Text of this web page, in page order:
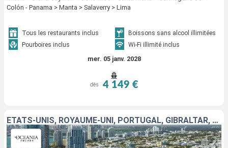
Colón - Panama > Manta > Salaverry > Lima
Tous les restaurants inclus
Boissons sans alcool illimitées
Pourboires inclus
Wi-Fi illimité inclus
mer. 05 janv. 2028
dès 4 149 €
ÉTATS-UNIS, ROYAUME-UNI, PORTUGAL, GIBRALTAR, ESPAGNE, MAJORQUE, GRÈCE, CROATIE, ITALIE